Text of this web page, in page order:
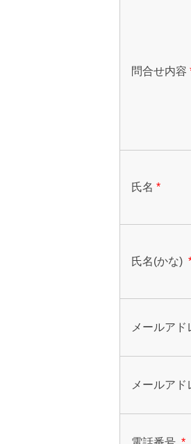
問合せ内容
氏名 *
氏名(かな)
メールアド
メールア